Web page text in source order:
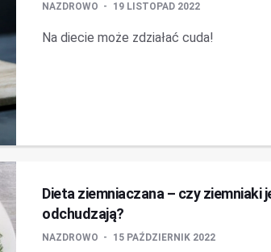
NAZDROWO 19 LISTOPAD 2022
Na diecie może zdziałać cuda!
Dieta ziemniaczana – czy ziemniaki
odchudzają?
NAZDROWO 15 PAŹDZIERNIK 2022